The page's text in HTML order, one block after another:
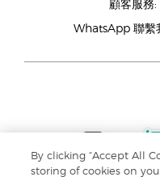
顧客服務:
WhatsApp 聯繫
By clicking “Accept All
storing of cookies on